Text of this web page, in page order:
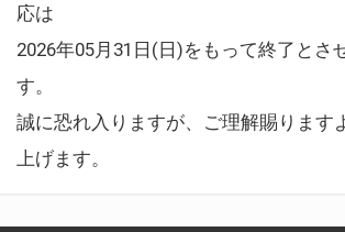
応は
2026年05月31日(日)をもって終了とさ
す。
誠に恐れ入りますが、ご理解賜ります
上げます。